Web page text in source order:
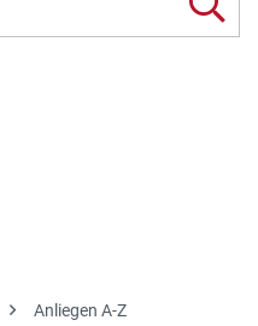
Anliegen A-Z